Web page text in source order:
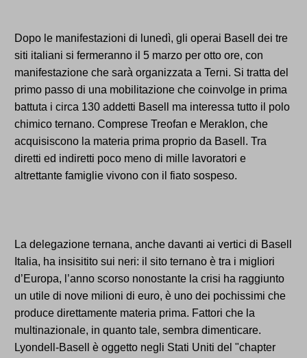
Dopo le manifestazioni di lunedì, gli operai Basell dei tre
siti italiani si fermeranno il 5 marzo per otto ore, con
manifestazione che sarà organizzata a Terni. Si tratta del
primo passo di una mobilitazione che coinvolge in prima
battuta i circa 130 addetti Basell ma interessa tutto il polo
chimico ternano. Comprese Treofan e Meraklon, che
acquisiscono la materia prima proprio da Basell. Tra
diretti ed indiretti poco meno di mille lavoratori e
altrettante famiglie vivono con il fiato sospeso.
La delegazione ternana, anche davanti ai vertici di Basell
Italia, ha insisitito sui neri: il sito ternano è tra i migliori
d’Europa, l’anno scorso nonostante la crisi ha raggiunto
un utile di nove milioni di euro, è uno dei pochissimi che
produce direttamente materia prima. Fattori che la
multinazionale, in quanto tale, sembra dimenticare.
Lyondell-Basell è oggetto negli Stati Uniti del "chapter